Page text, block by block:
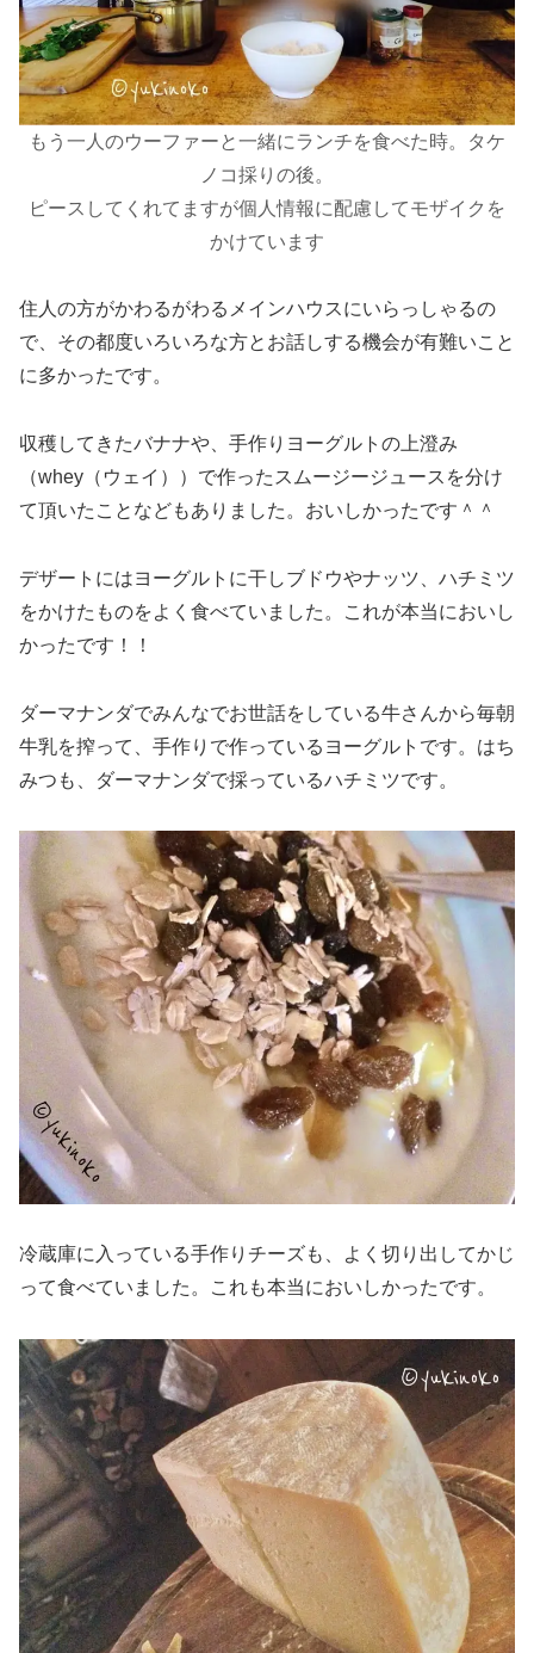
もう一人のウーファーと一緒にランチを食べた時。タケ
ノコ採りの後。
ピースして くれてますが個人情報に配慮してモザイクを
かけています
住人の方がかわるがわるメインハウスにいらっしゃるの
で、その都度いろいろな方とお話しする機会が有難いこと
に多かったです。
収穫してきたバナナや、手作りヨーグルトの上澄み
（whey（ウェイ））で作ったスムージージュースを分け
て頂いたことなどもありました。おいしかったです＾＾
デザートにはヨーグルトに干しブドウやナッツ、ハチミツ
をかけたものをよく食べていました。これが本当においし
かったです！！
ダーマナンダでみんなでお世話をしている牛さんから毎朝
牛乳を搾って、手作りで作っているヨーグルトです。はち
みつも、ダーマナンダで採っているハチミツです。
冷蔵庫に入っている手作りチーズも、よく切り出してかじ
って食べていました。これも本当においしかったです。